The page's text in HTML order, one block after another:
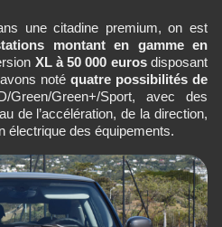
une citadine premium, on est
montant en gamme en
XL à 50 000 eurosdisposant
noté quatre possibilités de
Green/Green+/Sport, avec des
de l’accélération, de la direction,
électrique des équipements.